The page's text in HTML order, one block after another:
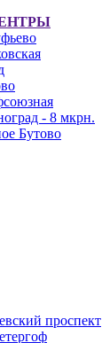
- 8 мкрн.
Бутово
проспект